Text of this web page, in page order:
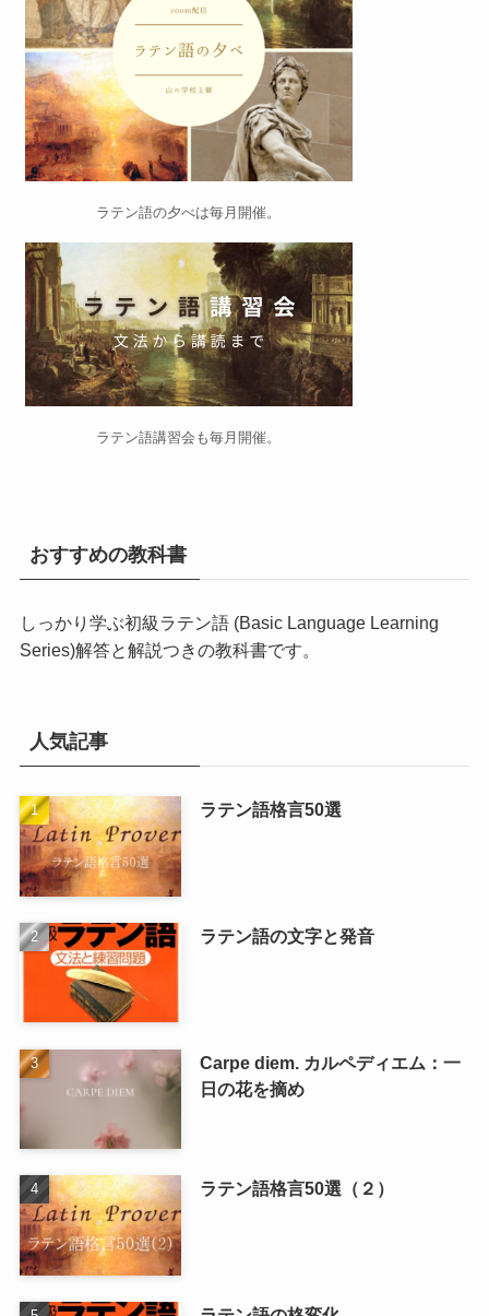
ラテン語の夕べは毎月開催。
ラテン語講習会 も毎月開催。
おすすめの教科書
しっかり学ぶ初級ラテン語 (Basic Language Learning
Series)解答と解説つきの教科書です。
人気記事
ラテン語格言50選
ラテン語の文字と発音
Carpe diem. カルペディエム：一
日の花を摘め
ラテン語格言50選（２）